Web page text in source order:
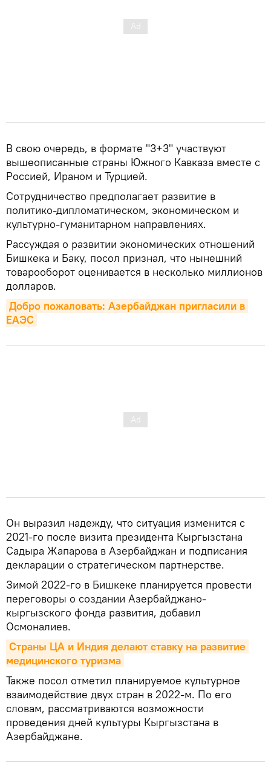
В свою очередь, в формате "3+3" участвуют
вышеописанные страны Южного Кавказа вместе с
Россией, Ираном и Турцией.
Сотрудничество предполагает развитие в
политико-дипломатическом, экономическом и
культурно-гуманитарном направлениях.
Рассуждая о развитии экономических отношений
Бишкека и Баку, посол признал, что нынешний
товарооборот оценивается в несколько миллионов
долларов.
Добро пожаловать: Азербайджан пригласили в
ЕАЭС
Он выразил надежду, что ситуация изменится с
2021-го после визита президента Кыргызстана
Садыра Жапарова в Азербайджан и подписания
декларации о стратегическом партнерстве.
Зимой 2022-го в Бишкеке планируется провести
переговоры о создании Азербайджано-
кыргызского фонда развития, добавил
Осмоналиев.
Страны ЦА и Индия делают ставку на развитие
медицинского туризма
Также посол отметил планируемое культурное
взаимодействие двух стран в 2022-м. По его
словам, рассматриваются возможности
проведения дней культуры Кыргызстана в
Азербайджане.